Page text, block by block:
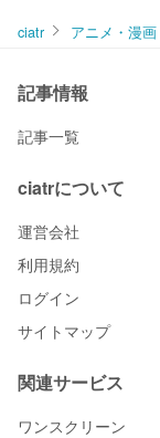
ciatr アニメ・漫画
記事情報
記事一覧
ciatrについて
運営会社
利用規約
ログイン
サイトマップ
関連サービス
ワンスクリーン